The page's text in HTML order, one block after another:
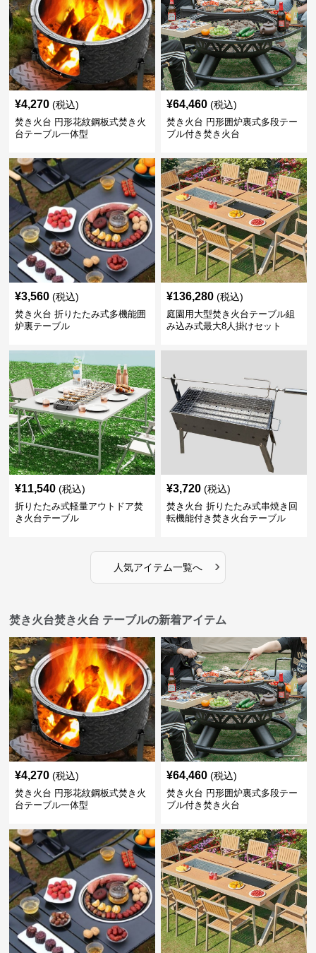
¥4,270 (税込)
焚き火台 円形花紋鋼板式焚き火
台テーブル一体型
¥64,460 (税込)
焚き火台 円形囲炉裏式多段テー
ブル付き焚き火台
¥3,560 (税込)
焚き火台 折りたたみ式多機能囲
炉裏テーブル
¥136,280 (税込)
庭園用大型焚き火台テーブル組
み込み式最大8人掛けセット
¥11,540 (税込)
折りたたみ式軽量アウトドア焚
き火台テーブル
¥3,720 (税込)
焚き火台 折りたたみ式串焼き回
転機能付き焚き火台テーブル
人気アイテム一覧へ ›
焚き火台焚き火台 テーブルの新着アイテム
¥4,270 (税込)
焚き火台 円形花紋鋼板式焚き火
台テーブル一体型
¥64,460 (税込)
焚き火台 円形囲炉裏式多段テー
ブル付き焚き火台